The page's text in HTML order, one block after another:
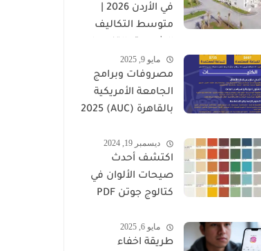
متوسط التكاليف
مايو 9, 2025
مصروفات وبرامج
الجامعة الأمريكية
بالقاهرة (AUC) 2025
ديسمبر 19, 2024
اكتشف أحدث
صيحات الألوان في
كتالوج جوتن PDF
مايو 6, 2025
طريقة اخفاء